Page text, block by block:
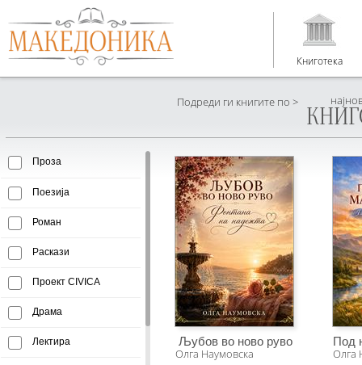
Книготека
Подреди ги книгите по >
Проза
Поезија
Роман
Раскази
Проект CIVICA
Драма
Лектира Љубов во ново руво
Олга Наумовска
Под
Олга